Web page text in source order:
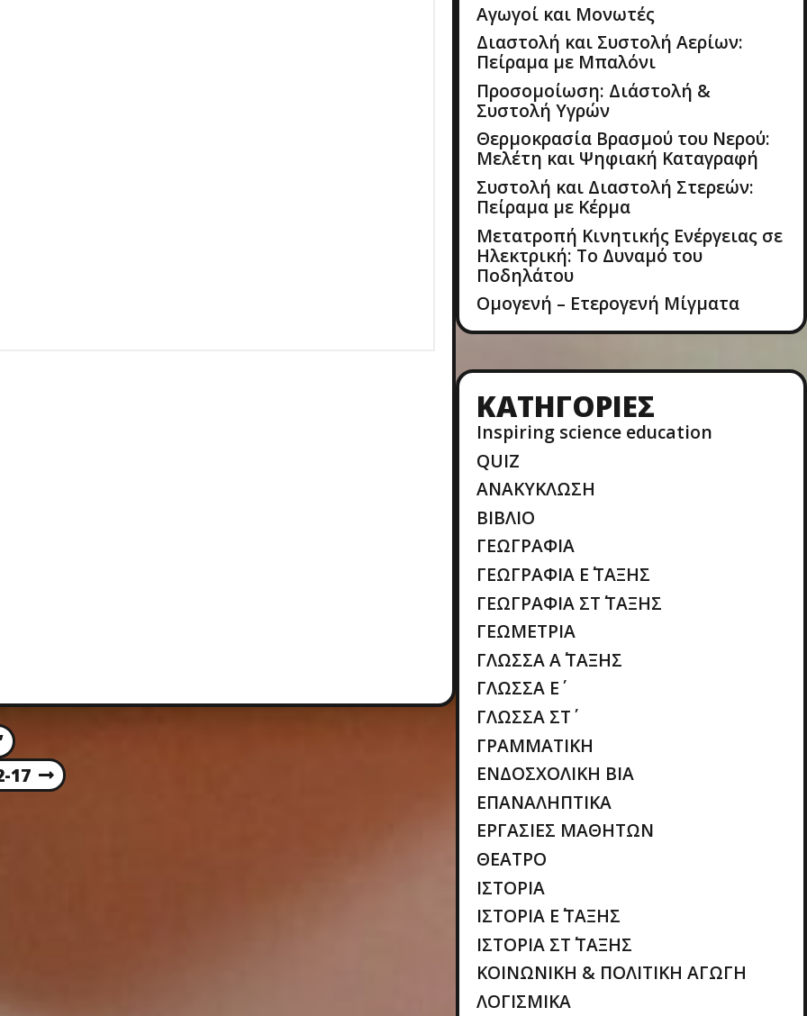
17
Αγωγοί και Μονωτές
Διαστολή και Συστολή Αερίων:
Πείραμα με Μπαλόνι
Προσομοίωση: Διάστολή &
Συστολή Υγρών
Θερμοκρασία Βρασμού του Νερού:
Μελέτη και Ψηφιακή Καταγραφή
Συστολή και Διαστολή Στερεών:
Πείραμα με Κέρμα
Μετατροπή Κινητικής Ενέργειας σε
Ηλεκτρική: Το Δυναμό του
Ποδηλάτου
Ομογενή – Ετερογενή Μίγματα
KΑΤΗΓΟΡΊΕΣ
Inspiring science education
QUIZ
ΑΝΑΚΥΚΛΩΣΗ
ΒΙΒΛΙΟ
ΓΕΩΓΡΑΦΙΑ
ΓΕΩΓΡΑΦΙΑ Ε΄ ΤΑΞΗΣ
ΓΕΩΓΡΑΦΙΑ ΣΤ΄ ΤΑΞΗΣ
ΓΕΩΜΕΤΡΙΑ
ΓΛΩΣΣΑ Α΄ ΤΑΞΗΣ
ΓΛΩΣΣΑ Ε΄
ΓΛΩΣΣΑ ΣΤ΄
ΓΡΑΜΜΑΤΙΚΗ
ΕΝΔΟΣΧΟΛΙΚΗ ΒΙΑ
ΕΠΑΝΑΛΗΠΤΙΚΑ
ΕΡΓΑΣΙΕΣ ΜΑΘΗΤΩΝ
ΘΕΑΤΡΟ
ΙΣΤΟΡΙΑ
ΙΣΤΟΡΙΑ Ε΄ ΤΑΞΗΣ
ΙΣΤΟΡΙΑ ΣΤ΄ ΤΑΞΗΣ
ΚΟΙΝΩΝΙΚΗ & ΠΟΛΙΤΙΚΗ ΑΓΩΓΗ
ΛΟΓΙΣΜΙΚΑ